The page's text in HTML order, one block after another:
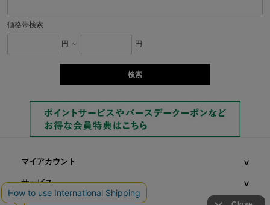
価格帯検索
円 ～ 円
マイアカウント
サービス